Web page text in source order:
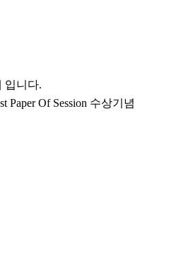
입니다.
Paper Of Session 수상기념